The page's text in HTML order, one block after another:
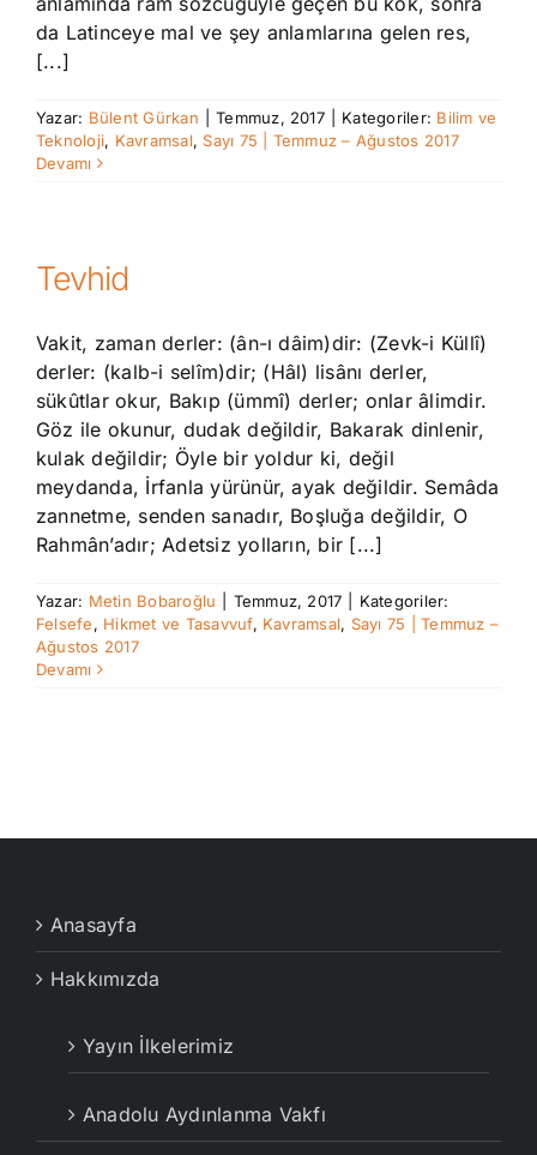
da Latinceye mal ve şey anlamlarına gelen res,
[...]
Yazar: Bülent Gürkan Temmuz, 2017 Kategoriler: Bilim ve
Teknoloji, Kavramsal, Sayı 75 | Temmuz – Ağustos 2017
Devamı
Tevhid
Vakit, zaman derler: (ân-ı dâim)dir: (Zevk-i Küllî)
derler: (kalb-i selîm)dir; (Hâl) lisânı derler,
sükûtlar okur, Bakıp (ümmî) derler; onlar âlimdir.
Göz ile okunur, dudak değildir, Bakarak dinlenir,
kulak değildir; Öyle bir yoldur ki, değil
meydanda, İrfanla yürünür, ayak değildir. Semâda
zannetme, senden sanadır, Boşluğa değildir, O
Rahmân’adır; Adetsiz yolların, bir [...]
Yazar: Metin Bobaroğlu Temmuz, 2017
Kategoriler:
Felsefe, Hikmet ve Tasavvuf, Kavramsal, Sayı 75 | Temmuz –
Ağustos 2017
Devamı
Anasayfa
Hakkımızda
Yayın İlkelerimiz
Anadolu Aydınlanma Vakfı